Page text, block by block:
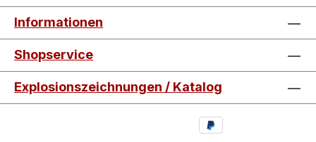
Informationen
Shopservice
Explosionszeichnungen / Katalog